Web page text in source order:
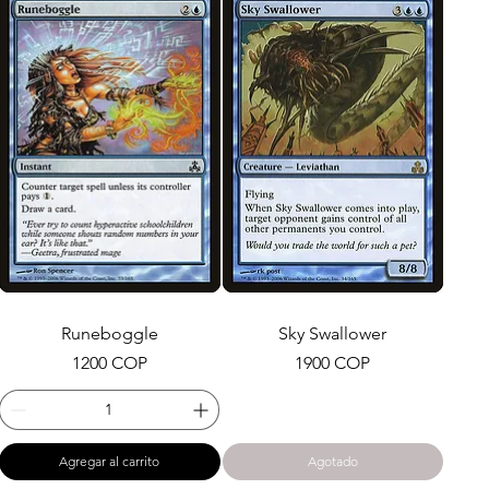
Runeboggle
Precio
1200 COP
Agregar al carrito
Sky Swallower
Precio
1900 COP
Agotado